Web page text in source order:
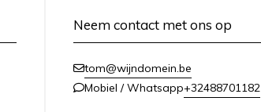
Neem contact met ons op
tom@wijndomein.be
Mobiel / Whatsapp+32488701182